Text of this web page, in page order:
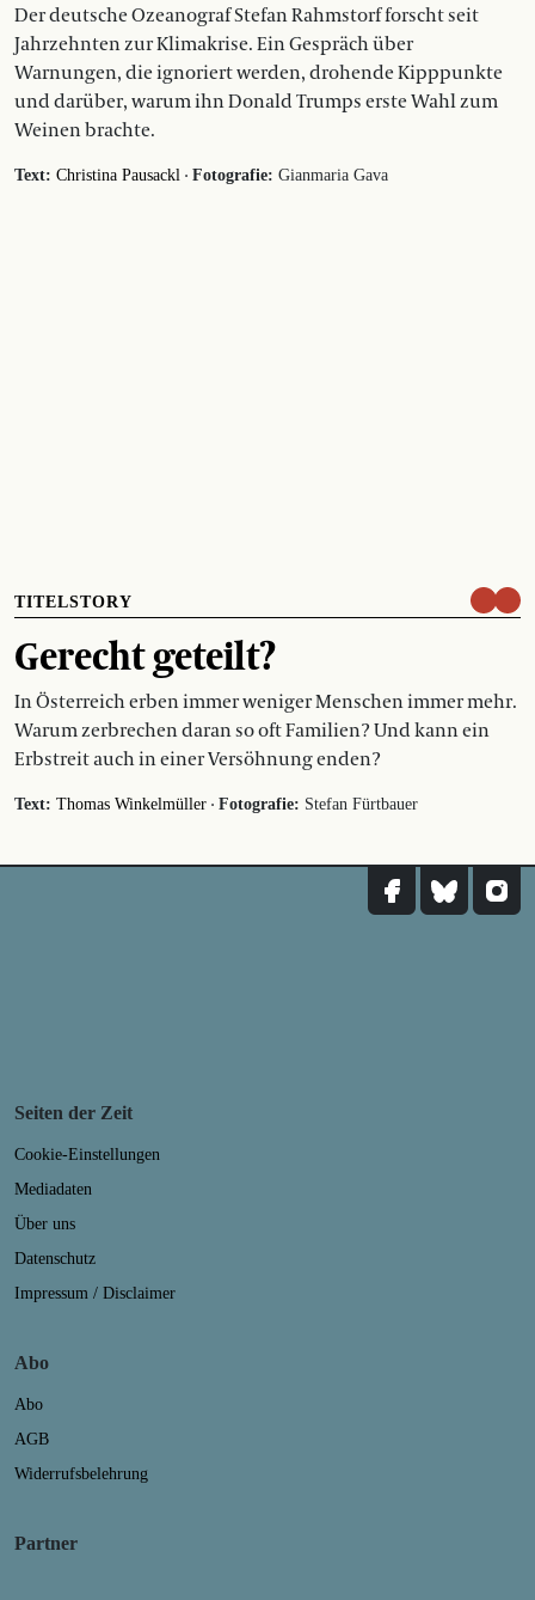
Der deutsche Ozeanograf Stefan Rahmstorf forscht seit
Jahrzehnten zur Klimakrise. Ein Gespräch über
Warnungen, die ignoriert werden, drohende Kipppunkte
und darüber, warum ihn Donald Trumps erste Wahl zum
Weinen brachte.
Text: Christina Pausackl · Fotografie: Gianmaria Gava
TITELSTORY
Gerecht geteilt?
In Österreich erben immer weniger Menschen immer mehr.
Warum zerbrechen daran so oft Familien? Und kann ein
Erbstreit auch in einer Versöhnung enden?
Text: Thomas Winkelmüller · Fotografie: Stefan Fürtbauer
Seiten der Zeit
Cookie-Einstellungen
Mediadaten
Über uns
Datenschutz
Impressum / Disclaimer
Abo
Abo
AGB
Widerrufsbelehrung
Partner